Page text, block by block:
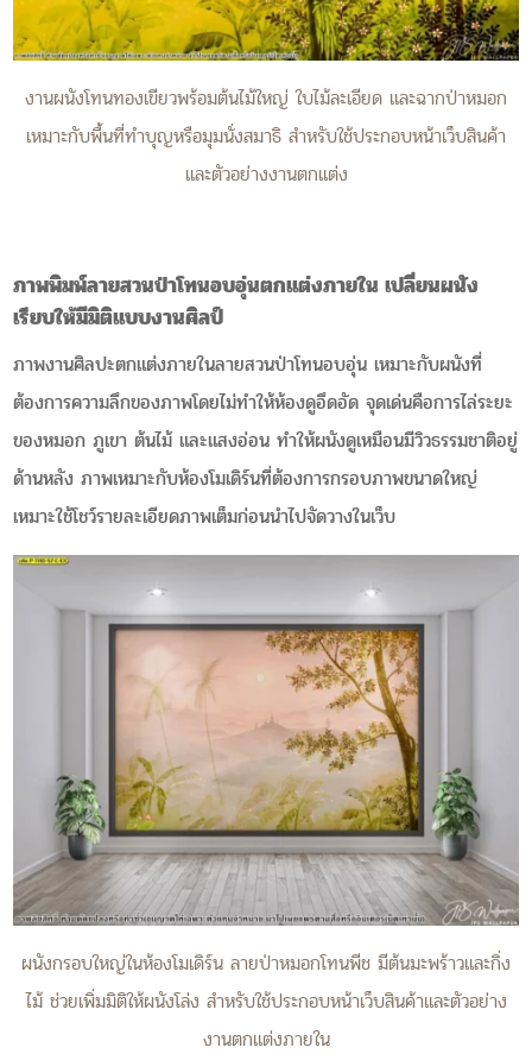
งานผนังโทนทองเขียวพร้อมต้นไม้ใหญ่ ใบไม้ละเอียด และฉากป่าหมอก
เหมาะกับพื้นที่ทำบุญหรือมุมนั่งสมาธิ สำหรับใช้ประกอบหน้าเว็บสินค้า
และตัวอย่างงานตกแต่ง
ภาพพิมพ์ลายสวนป่าโทนอบอุ่นตกแต่งภายใน เปลี่ยนผนัง
เรียบให้มีมิติแบบงานศิลป์
ภาพงานศิลปะตกแต่งภายในลายสวนป่าโทนอบอุ่น เหมาะกับผนังที่
ต้องการความลึกของภาพโดยไม่ทำให้ห้องดูอึดอัด จุดเด่นคือการไล่ระยะ
ของหมอก ภูเขา ต้นไม้ และแสงอ่อน ทำให้ผนังดูเหมือนมีวิวธรรมชาติอยู่
ด้านหลัง ภาพเหมาะกับห้องโมเดิร์นที่ต้องการกรอบภาพขนาดใหญ่
เหมาะใช้โชว์รายละเอียดภาพเต็มก่อนนำไปจัดวางในเว็บ
ผนังกรอบใหญ่ในห้องโมเดิร์น ลายป่าหมอกโทนพีช มีต้นมะพร้าวและกิ่ง
ไม้ ช่วยเพิ่มมิติให้ผนังโล่ง สำหรับใช้ประกอบหน้าเว็บสินค้าและตัวอย่าง
งานตกแต่งภายใน